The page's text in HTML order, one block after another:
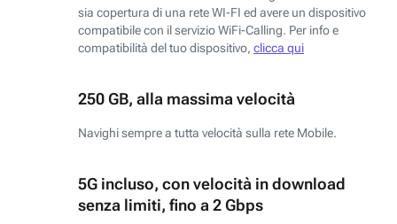
sia copertura di una rete WI-FI ed avere un dispositivo
compatibile con il servizio WiFi-Calling. Per info e
compatibilità del tuo dispositivo, clicca qui
250 GB, alla massima velocità
Navighi sempre a tutta velocità sulla rete Mobile.
5G incluso, con velocità in download
senza limiti, fino a 2 Gbps